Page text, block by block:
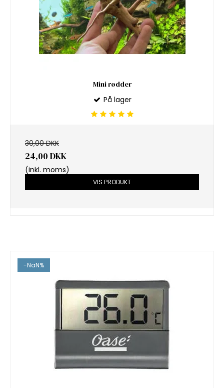
Mini rødder
På lager
30,00 DKK
24,00 DKK
(inkl. moms)
VIS PRODUKT
-NaN%